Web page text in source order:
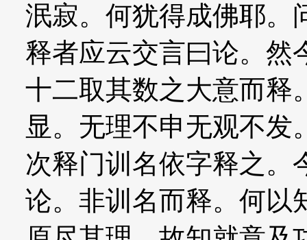
泯寂。何犹得成佛耶。
释者应云交言曰论。然
十二取其数之大意而释
显。无理不申无观不发
次释门训名依字释之。
论。非训名而释。何以